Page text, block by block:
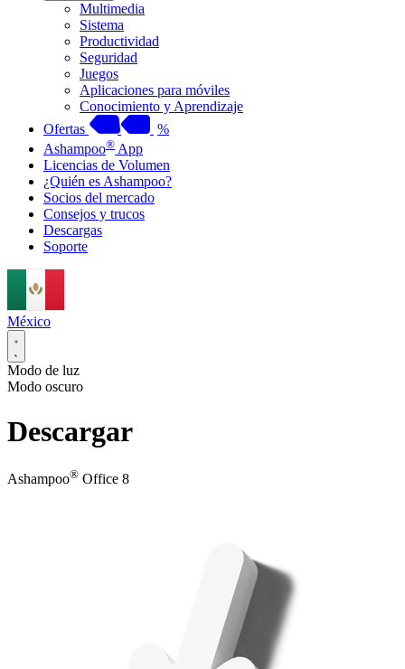
Multimedia
Sistema
Productividad
Seguridad
Juegos
Aplicaciones para móviles
Conocimiento y Aprendizaje
Ofertas
%
Ashampoo® App
Licencias de Volumen
¿Quién es Ashampoo?
Socios del mercado
Consejos y trucos
Descargas
Soporte
México
Modo de luz
Modo oscuro
Descargar
Ashampoo® Office 8